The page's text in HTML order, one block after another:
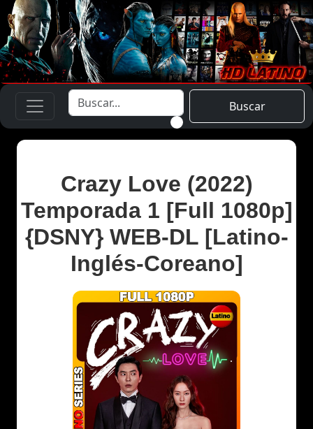
Buscar
Crazy Love (2022)
Temporada 1 [Full 1080p]
{DSNY} WEB-DL [Latino-
Inglés-Coreano]